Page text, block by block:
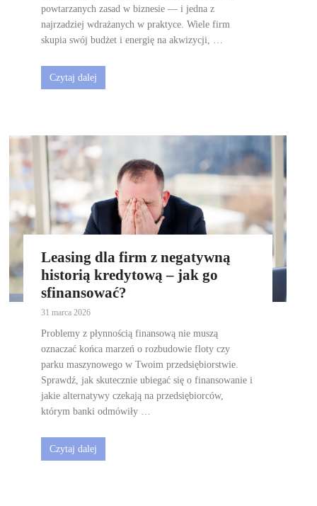
powtarzanych zasad w biznesie — i jedna z
najrzadziej wdrażanych w praktyce. Wiele firm
skupia swój budżet i energię na akwizycji, …
Czytaj dalej
Leasing dla firm z negatywną
historią kredytową – jak go
sfinansować?
31 marca 2026
Problemy z płynnością finansową nie muszą
oznaczać końca marzeń o rozbudowie floty czy
parku maszynowego w Twoim przedsiębiorstwie.
Sprawdź, jak skutecznie ubiegać się o finansowanie i
jakie alternatywy czekają na przedsiębiorców,
którym banki odmówiły …
Czytaj dalej